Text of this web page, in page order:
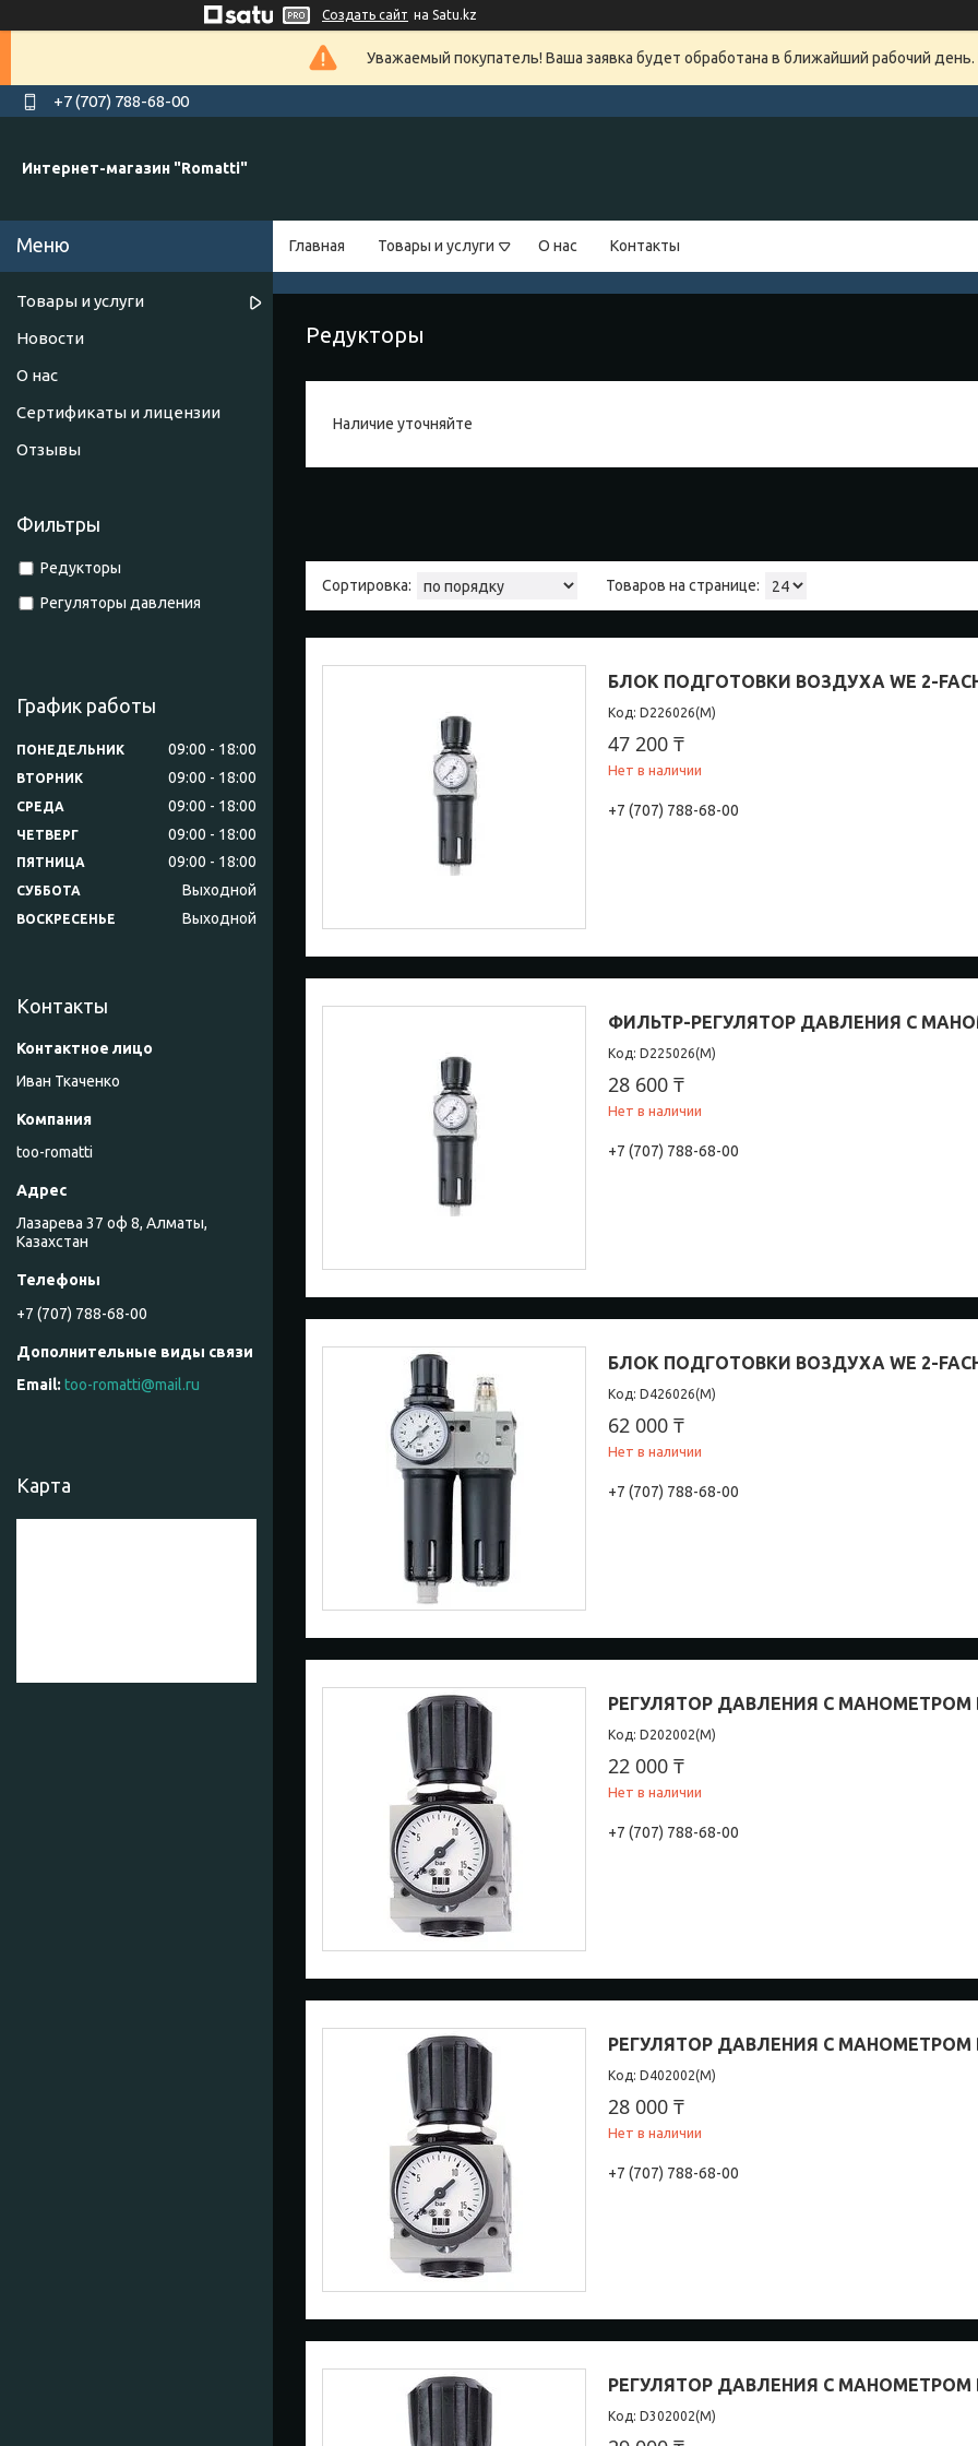
Создать сайт на Satu.kz
Уважаемый покупатель! Ваша заявка будет обработана в ближайший рабочий
+7 (707) 788-68-00
Интернет-магазин "Romatti"
Главная Товары и услуги О нас Контакты
Редукторы
Наличие уточняйте
БЛОК ПОДГОТОВКИ ВОЗДУХА WE 2-
D226026(М)
47 200 ₸
Нет в наличии
+7 (707) 788-68-00
ФИЛЬТР-РЕГУЛЯТОР ДАВЛЕНИЯ С
D225026(М)
28 600 ₸
Нет в наличии
+7 (707) 788-68-00
БЛОК ПОДГОТОВКИ ВОЗДУХА WE 2-
D426026(М)
62 000 ₸
Нет в наличии
+7 (707) 788-68-00
РЕГУЛЯТОР ДАВЛЕНИЯ С МАНОМЕТРОМ
D202002(М)
22 000 ₸
Нет в наличии
+7 (707) 788-68-00
РЕГУЛЯТОР ДАВЛЕНИЯ С МАНОМЕТРОМ
D402002(М)
28 000 ₸
Нет в наличии
+7 (707) 788-68-00
РЕГУЛЯТОР ДАВЛЕНИЯ С МАНОМЕТРОМ
D302002(М)
Товары и услуги
Новости
О нас
Сертификаты и лицензии
Отзывы
Фильтры
Редукторы
Регуляторы давления
График работы
ПОНЕДЕЛЬНИК 09:00 18:00
ВТОРНИК 09:00 18:00
СРЕДА 09:00 18:00
ЧЕТВЕРГ 09:00 18:00
ПЯТНИЦА 09:00 18:00
СУББОТА Выходной
ВОСКРЕСЕНЬЕ Выходной
Контакты
Иван Ткаченко
too-romatti
Лазарева 37 оф 8, Алматы,
Казахстан
+7 (707) 788-68-00
too-romatti@mail.ru
Карта